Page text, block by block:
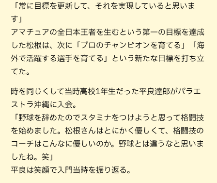
「常に目標を更新して、それを実現していると思いま
す」
アマチュアの全日本王者を生むという第一の目標を達成
した松根は、次に「プロのチャンピオンを育てる」「海
外で活躍する選手を育てる」という新たな目標を打ち立
てた。
時を同じくして当時高校1年生だった平良達郎がパラエ
ストラ沖縄に入会。
「野球を辞めたのでスタミナをつけようと思って格闘技
を始めました。松根さんはとにかく優しくて、格闘技の
コーチはこんなに優しいのか。野球とは違うなと思いま
したね。笑」
平良は笑顔で入門当時を振り返る。